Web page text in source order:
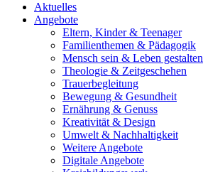
Aktuelles
Angebote
Eltern, Kinder & Teenager
Familienthemen & Pädagogik
Mensch sein & Leben gestalten
Theologie & Zeitgeschehen
Trauerbegleitung
Bewegung & Gesundheit
Ernährung & Genuss
Kreativität & Design
Umwelt & Nachhaltigkeit
Weitere Angebote
Digitale Angebote